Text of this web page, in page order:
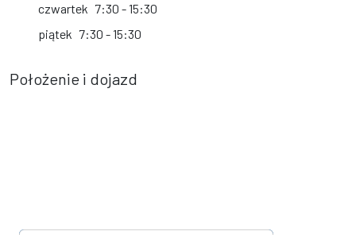
czwartek 7:30 - 15:30
piątek 7:30 - 15:30
Położenie i dojazd